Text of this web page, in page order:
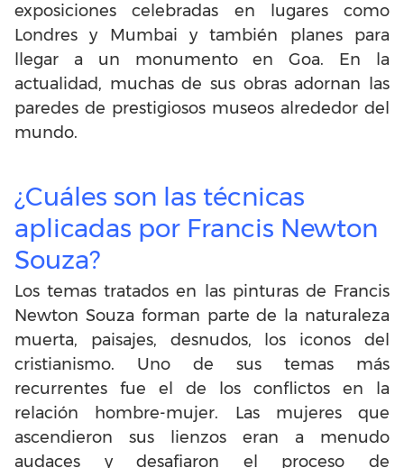
exposiciones celebradas en lugares como
Londres y Mumbai y también planes para
llegar a un monumento en Goa. En la
actualidad, muchas de sus obras adornan las
paredes de prestigiosos museos alrededor del
mundo.
¿Cuáles son las técnicas
aplicadas por Francis Newton
Souza?
Los temas tratados en las pinturas de Francis
Newton Souza forman parte de la naturaleza
muerta, paisajes, desnudos, los iconos del
cristianismo. Uno de sus temas más
recurrentes fue el de los conflictos en la
relación hombre-mujer. Las mujeres que
ascendieron sus lienzos eran a menudo
audaces y desafiaron el proceso de